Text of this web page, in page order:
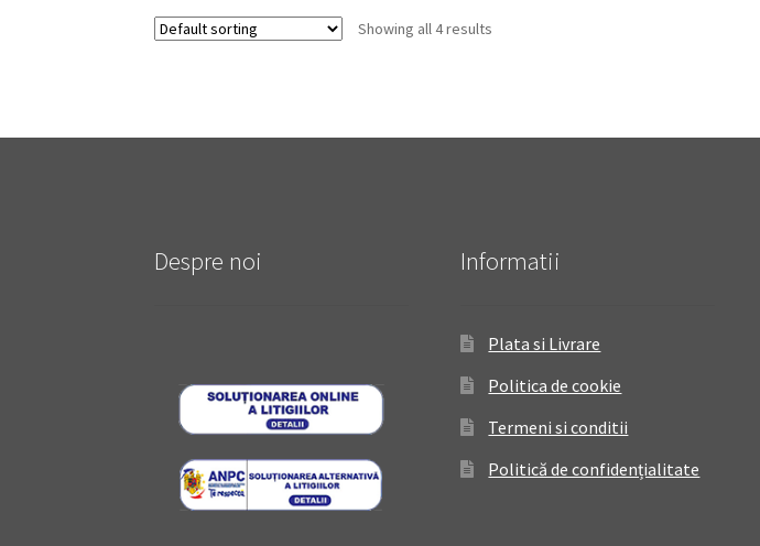
Showing all 4 results
Despre noi Informatii
Plata si Livrare
Politica de cookie
Termeni si conditii
Politică de confidențialitate